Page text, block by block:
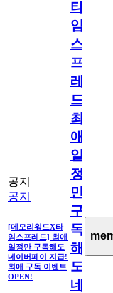
공지
공지
[메모리워드X타
임스프레드] 최애
일정만 구독해도
네이버페이 지급!
최애 구독 이벤트
OPEN!
타
임
스
프
레
드]
최
애
일
정
만
구
독
해
도
네